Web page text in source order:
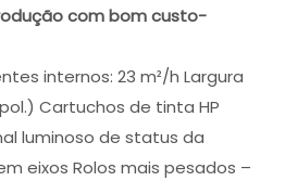
com bom custo-
internos: 23 m²/h Largura
Cartuchos de tinta HP
luminoso de status da
eixos Rolos mais pesados –
CONTACTADO!